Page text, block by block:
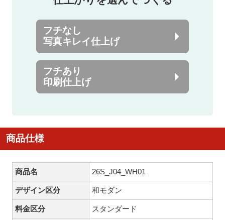
フチなし
写真キレイ仕上げ
フチあり
印刷仕上げ
商品仕様
商品名 26S_J04_WH01
デザイン区分 和モダン
料金区分 スタンダード